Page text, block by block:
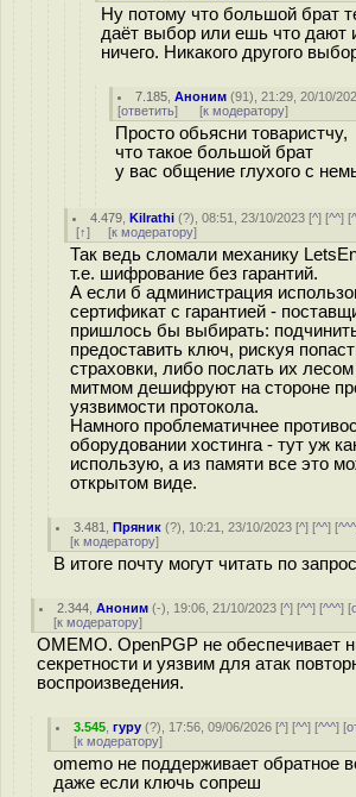
Ну потому что большой брат
даёт выбор или ешь что дают
ничего. Никакого другого
7.185 ,Аноним (91), 21:29, 20/10/
[ответить] [к модератору]
Просто обьясни товаристчу,
что такое большой брат
у вас общение глухого с
4.479 ,Kilrathi (?), 08:51, 23/10/2023 [^] [^^] [
[↑] [к модератору]
Так ведь сломали механику
т.е. шифрование без гарантий.
А если б администрация
сертификат с гарантией -
пришлось бы выбирать:
предоставить ключ, рискуя
страховки, либо послать их
митмом дешифруют на стороне
уязвимости протокола.
Намного проблематичнее
оборудовании хостинга - тут уж
использую, а из памяти все это
открытом виде.
3.481 ,Пряник (?), 10:21, 23/10/2023 [^] [^^] [^^^
[к модератору]
В итоге почту могут читать по
2.344 ,Аноним (-), 19:06, 21/10/2023 [^] [^^] [^^^] [
[к модератору]
OMEMO. OpenPGP не обеспечивает
секретности и уязвим для атак
воспроизведения.
3.545 ,гуру (?), 17:56, 09/06/2026 [^] [^^] [^^^] [
[к модератору]
omemo не поддерживает обратное
даже если ключь сопреш